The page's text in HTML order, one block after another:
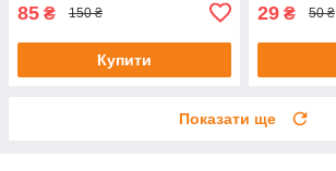
85 ₴ 150 ₴
Купити
29 ₴ 50 ₴
Показати ще